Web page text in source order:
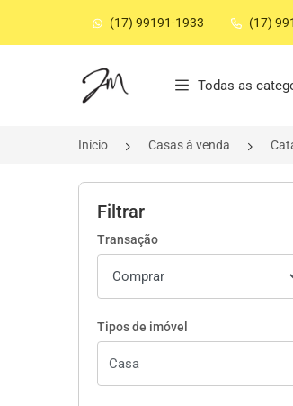
(17) 99191-1933 (17)
Página inicial
Todas as
Início Casas à venda
Filtrar
Transação
Tipos de imóvel